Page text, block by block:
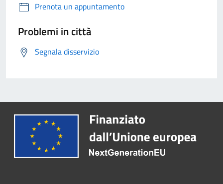
Prenota un appuntamento
Problemi in città
Segnala disservizio